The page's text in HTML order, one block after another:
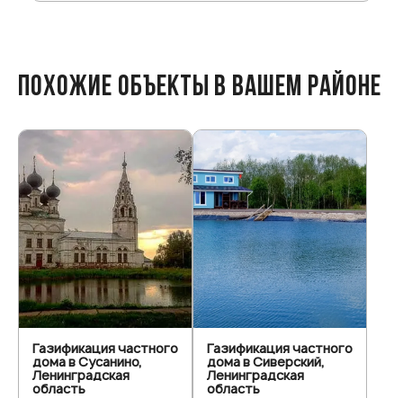
ПОХОЖИЕ ОБЪЕКТЫ В ВАШЕМ РАЙОНЕ
Газификация частного
дома в Сусанино,
Ленинградская
область
Газификация частного
дома в Сиверский,
Ленинградская
область